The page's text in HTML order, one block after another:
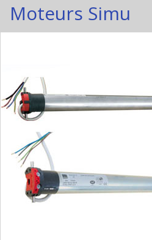
Moteurs Simu